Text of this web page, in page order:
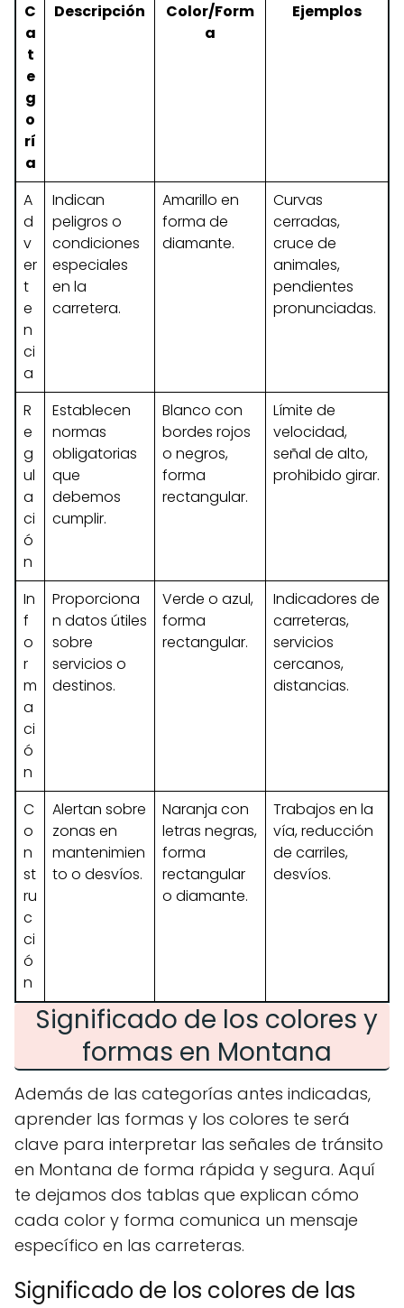
C
a
t
e
g
o
rí
a
Descripción
Color/Form
a
Ejemplos
A
d
v
er
t
e
n
ci
a
Indican
peligros o
condiciones
especiales
en la
carretera.
Amarillo en
forma de
diamante.
Curvas
cerradas,
cruce de
animales,
pendientes
pronunciadas.
R
e
g
ul
a
ci
ó
n
Establecen
normas
obligatorias
que
debemos
cumplir.
Blanco con
bordes rojos
o negros,
forma
rectangular.
Límite de
velocidad,
señal de alto,
prohibido girar.
In
f
o
r
m
a
ci
ó
n
Proporciona
n datos útiles
sobre
servicios o
destinos.
Verde o azul,
forma
rectangular.
Indicadores de
carreteras,
servicios
cercanos,
distancias.
C
o
n
st
ru
c
ci
ó
n
Alertan sobre
zonas en
mantenimien
to o desvíos.
Naranja con
letras negras,
forma
rectangular
o diamante.
Trabajos en la
vía, reducción
de carriles,
desvíos.
Significado de los colores y
formas en Montana
Además de las categorías antes indicadas,
aprender las formas y los colores te será
clave para interpretar las señales de tránsito
en Montana de forma rápida y segura. Aquí
te dejamos dos tablas que explican cómo
cada color y forma comunica un mensaje
específico en las carreteras.
Significado de los colores de las